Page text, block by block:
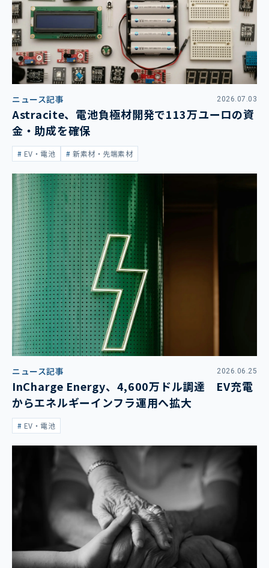
ニュース記事 2026.07.03
Astracite、電池負極材開発で113万ユーロの資
金・助成を確保
EV・電池 新素材・先端素材
ニュース記事 2026.06.25
InCharge Energy、4,600万ドル調達 EV充電
からエネルギーインフラ運用へ拡大
EV・電池